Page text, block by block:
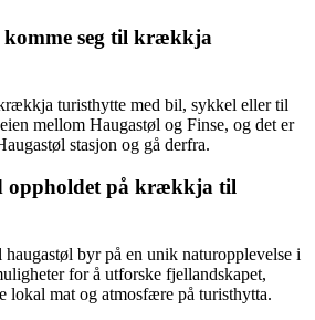
seg til krækkja
turisthytte med bil, sykkel eller til
mellom Haugastøl og Finse, og det er
stasjon og gå derfra.
oppholdet på krækkja til
byr på en unik naturopplevelse i
for å utforske fjellandskapet,
lokal mat og atmosfære på turisthytta.